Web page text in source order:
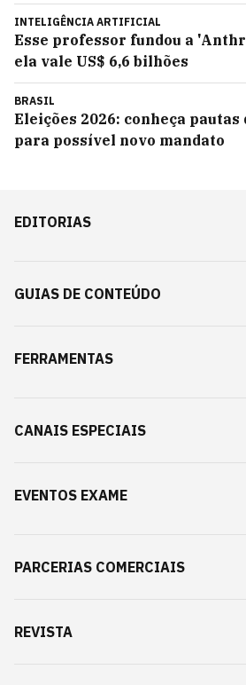
INTELIGÊNCIA ARTIFICIAL
Esse professor fundou a
ela vale US$ 6,6 bilhões
BRASIL
Eleições 2026: conheça
para possível novo mandato
EDITORIAS
GUIAS DE CONTEÚDO
FERRAMENTAS
CANAIS ESPECIAIS
EVENTOS EXAME
PARCERIAS COMERCIAIS
REVISTA